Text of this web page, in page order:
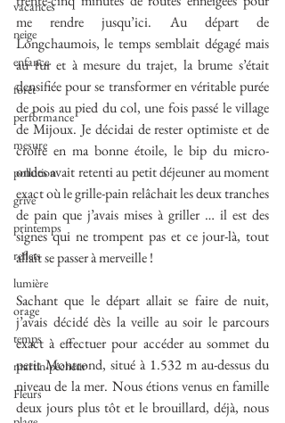
vacances
neige
enfance
forêt
performance
mesure
pollution
grive
printemps
reflets
lumière
orage
temps
martin-pêcheur
Fleurs
me rendre jusqu’ici. Au départ de
Longchaumois, le temps semblait dégagé mais
au fur et à mesure du trajet, la brume s’était
densifiée pour se transformer en véritable purée
de pois au pied du col, une fois passé le village
de Mijoux. Je décidai de rester optimiste et de
croire en ma bonne étoile, le bip du micro-
ondes avait retenti au petit déjeuner au moment
exact où le grille-pain relâchait les deux tranches
de pain que j’avais mises à griller … il est des
signes qui ne trompent pas et ce jour-là, tout
allait se passer à merveille !
Sachant que le départ allait se faire de nuit,
j’avais décidé dès la veille au soir le parcours
exact à effectuer pour accéder au sommet du
petit Montrond, situé à 1.532 m au-dessus du
niveau de la mer. Nous étions venus en famille
deux jours plus tôt et le brouillard, déjà, nous